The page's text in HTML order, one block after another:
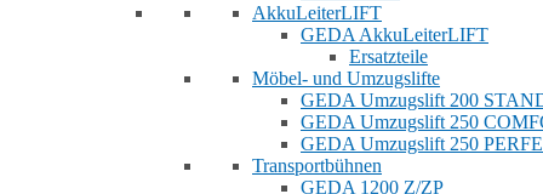
AkkuLeiterLIFT
GEDA AkkuLeiterLIFT
Ersatzteile
Möbel- und Umzugslifte
GEDA Umzugslift 200
GEDA Umzugslift 250
GEDA Umzugslift 250
Transportbühnen
GEDA 1200 Z/ZP